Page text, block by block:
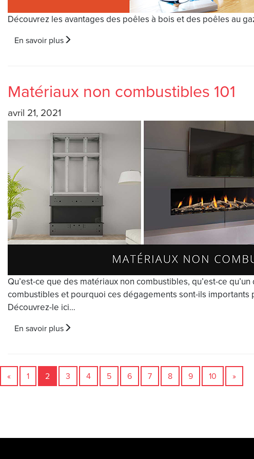
Découvrez les avantages des poêles à bois et des poêles au
En savoir plus
Matériaux non combustibles 101
avril 21, 2021
Qu’est-ce que des matériaux non combustibles, qu’est-ce
combustibles et pourquoi ces dégagements sont-ils
Découvrez-le ici…
En savoir plus
« 1 2 3 4 5 6 7 8 9 10 »